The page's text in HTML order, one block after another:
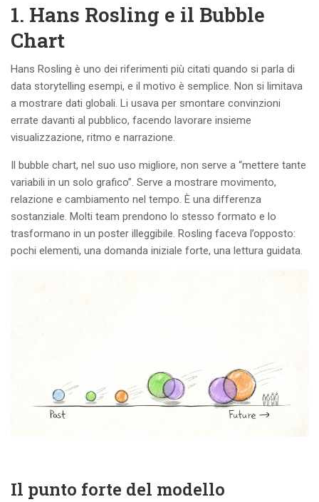
1. Hans Rosling e il Bubble
Chart
Hans Rosling è uno dei riferimenti più citati quando si parla di
data storytelling esempi, e il motivo è semplice. Non si limitava
a mostrare dati globali. Li usava per smontare convinzioni
errate davanti al pubblico, facendo lavorare insieme
visualizzazione, ritmo e narrazione.
Il bubble chart, nel suo uso migliore, non serve a “mettere tante
variabili in un solo grafico”. Serve a mostrare movimento,
relazione e cambiamento nel tempo. È una differenza
sostanziale. Molti team prendono lo stesso formato e lo
trasformano in un poster illeggibile. Rosling faceva l’opposto:
pochi elementi, una domanda iniziale forte, una lettura guidata.
Il punto forte del modello